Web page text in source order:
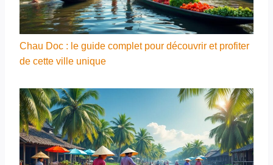
Chau Doc : le guide complet pour découvrir et profiter
de cette ville unique